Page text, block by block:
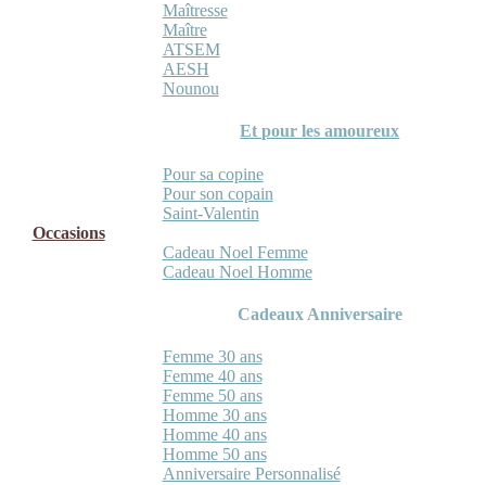
Maîtresse
Maître
ATSEM
AESH
Nounou
Et pour les amoureux
Pour sa copine
Pour son copain
Saint-Valentin
Occasions
Cadeau Noel Femme
Cadeau Noel Homme
Cadeaux Anniversaire
Femme 30 ans
Femme 40 ans
Femme 50 ans
Homme 30 ans
Homme 40 ans
Homme 50 ans
Anniversaire Personnalisé